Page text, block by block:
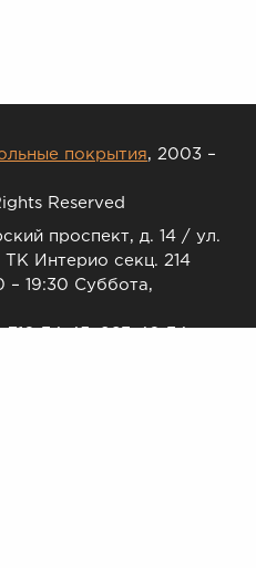
покрытия, 2003 –
Reserved
проспект, д. 14 / ул.
ТК Интерио секц. 214
– 19:30 Суббота,